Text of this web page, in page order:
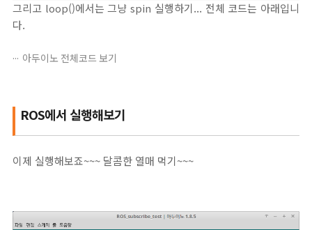
그리고 loop()에서는 그냥 spin 실행하기... 전체 코드는 아래입니
다.
아두이노 전체코드 보기
ROS에서 실행해보기
이제 실행해보죠~~~ 달콤한 열매 먹기~~~